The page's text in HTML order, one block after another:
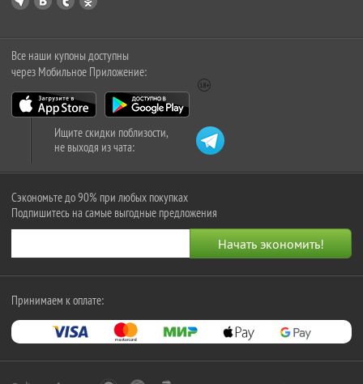
Все наши купоны доступны
через Мобильное Приложение:
Ищите скидки поблизости,
не выходя из чата:
Сэкономьте до 90% при любых покупках
Подпишитесь на самые выгодные предложения
Принимаем к оплате: